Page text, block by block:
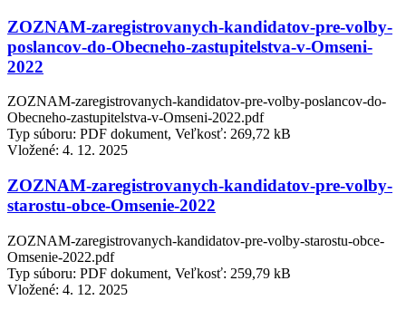
ZOZNAM-zaregistrovanych-kandidatov-pre-volby-
poslancov-do-Obecneho-zastupitelstva-v-Omseni-
2022
ZOZNAM-zaregistrovanych-kandidatov-pre-volby-poslancov-do-
Obecneho-zastupitelstva-v-Omseni-2022.pdf
Typ súboru: PDF dokument, Veľkosť: 269,72 kB
Vložené: 4. 12. 2025
ZOZNAM-zaregistrovanych-kandidatov-pre-volby-
starostu-obce-Omsenie-2022
ZOZNAM-zaregistrovanych-kandidatov-pre-volby-starostu-obce-
Omsenie-2022.pdf
Typ súboru: PDF dokument, Veľkosť: 259,79 kB
Vložené: 4. 12. 2025